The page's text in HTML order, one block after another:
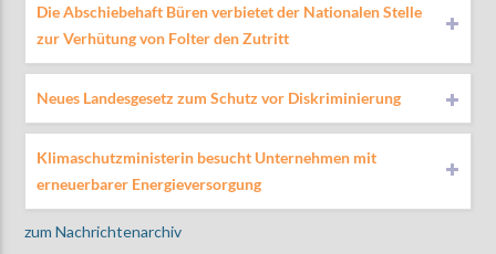
Die Abschiebehaft Büren verbietet der Nationalen Stelle
zur Verhütung von Folter den Zutritt
Neues Landesgesetz zum Schutz vor Diskriminierung
Klimaschutzministerin besucht Unternehmen mit
erneuerbarer Energieversorgung
zum Nachrichtenarchiv